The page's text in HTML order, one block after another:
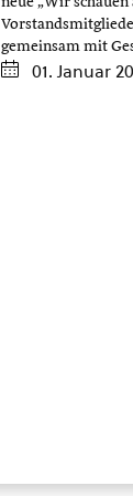
gemeinsam mit
01. Januar